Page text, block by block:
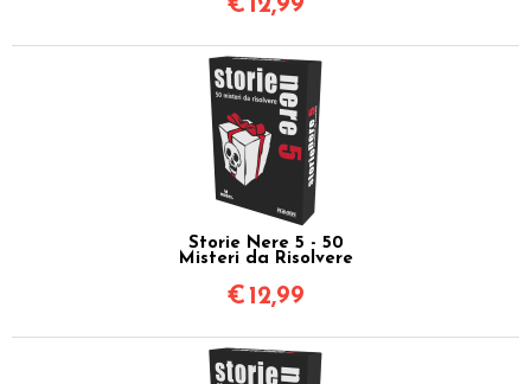
€ 12,99
Storie Nere 5 - 50
Misteri da Risolvere
€ 12,99